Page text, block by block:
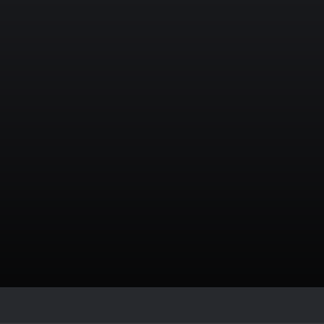
الملك لير يعود إلى جمهوره بالقاهرة على